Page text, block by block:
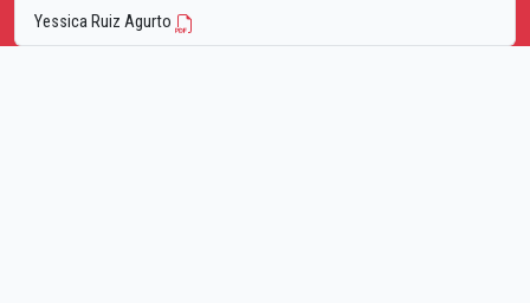
Yessica Ruiz Agurto